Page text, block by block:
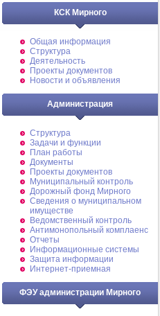
КСК Мирного
Общая информация
Структура
Деятельность
Проекты документов
Новости и объявления
Администрация
Структура
Задачи и функции
План работы
Документы
Проекты документов
Муниципальный контроль
Дорожный фонд Мирного
Cведения о муниципальном
имуществе
Ведомственный контроль
Антимонопольный комплаенс
Отчеты
Информационные системы
Защита информации
Интернет-приемная
ФЭУ администрации Мирного